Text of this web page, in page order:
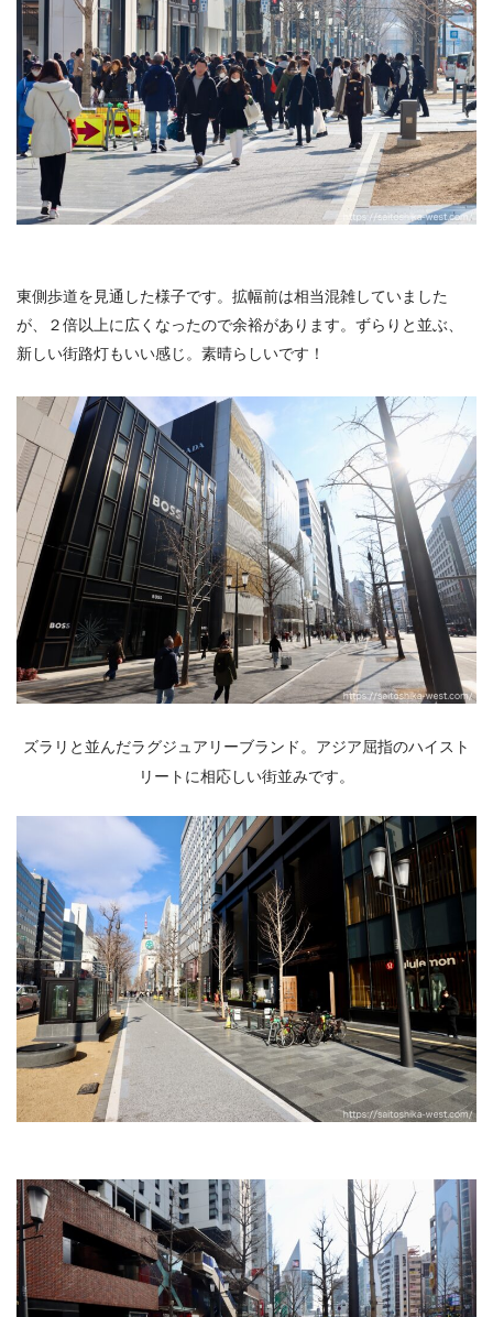
東側歩道を見通した様子です。拡幅前は相当混雑していました
が、２倍以上に広くなったので余裕があります。ずらりと並ぶ、
新しい街路灯もいい感じ。素晴らしいです！
ズラリと並んだラグジュアリーブランド。アジア屈指のハイスト
リートに相応しい街並みです。